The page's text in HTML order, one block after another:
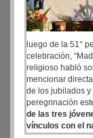
luego de la 51°
celebración,
religioso habló
mencionar
de los jubilados
peregrinación
de las tres
vínculos con el